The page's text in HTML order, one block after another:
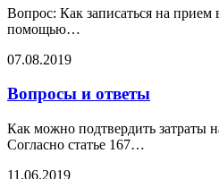
Вопрос: Как записаться на
помощью…
07.08.2019
Вопросы и ответы
Как можно подтвердить затраты
Согласно статье 167…
11.06.2019